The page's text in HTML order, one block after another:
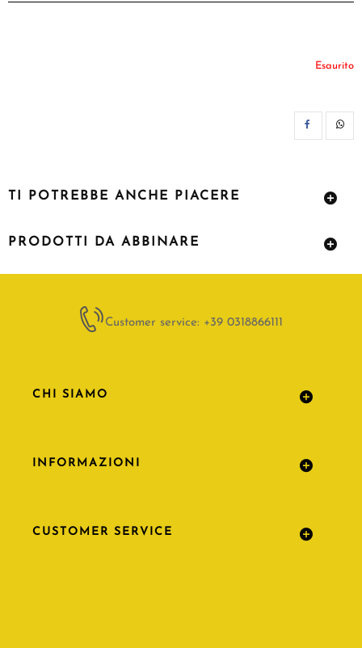
Esaurito
TI POTREBBE ANCHE PIACERE
PRODOTTI DA ABBINARE
Customer service: +39 0318866111
CHI SIAMO
INFORMAZIONI
CUSTOMER SERVICE